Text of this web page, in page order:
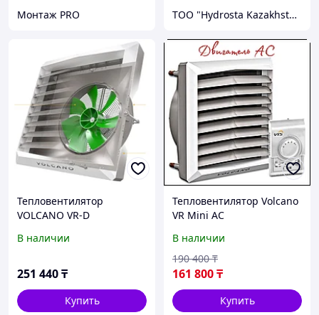
Монтаж PRO TOO "Hydrosta Kazakhstan"
Тепловентилятор
VOLCANO VR-D
В наличии
251 440₸
Купить
Тепловентилятор Volcano
VR Mini AC
В наличии
161 800₸
190 400 ₸
Купить